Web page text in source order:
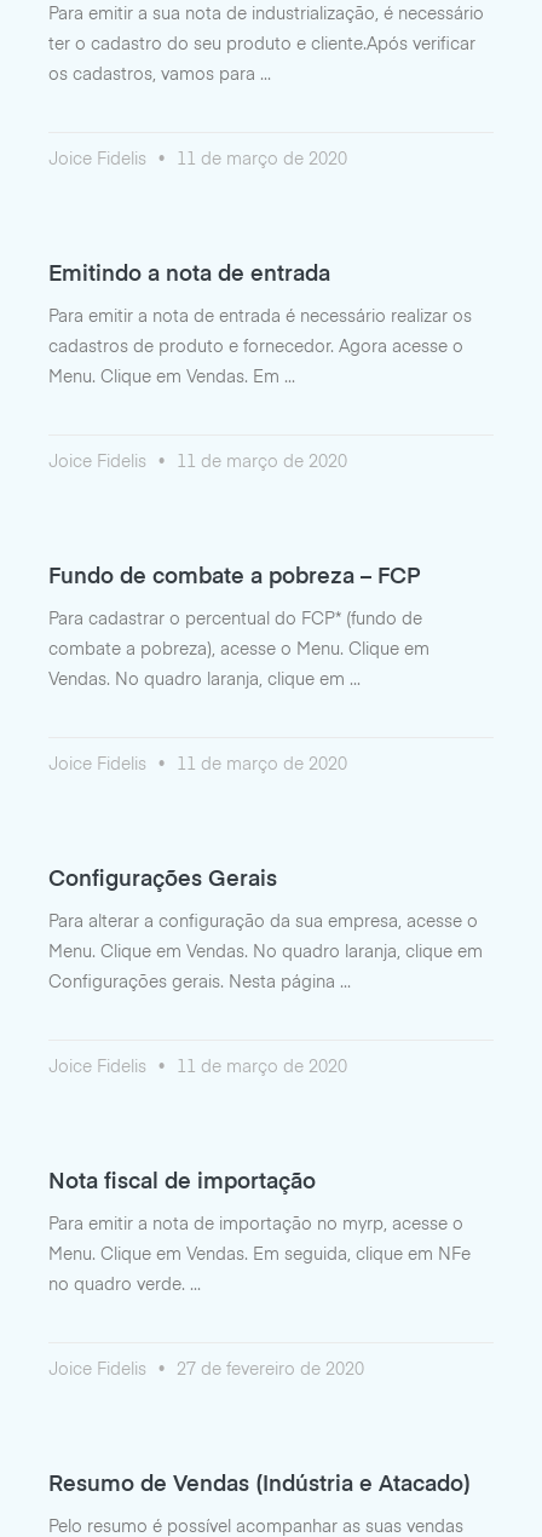
Para emitir a sua nota de industrialização, é necessário
ter o cadastro do seu produto e cliente.Após verificar
os cadastros, vamos para
Joice Fidelis 11 de março de 2020
Emitindo a nota de entrada
Para emitir a nota de entrada é necessário realizar os
cadastros de produto e fornecedor. Agora acesse o
Menu. Clique em Vendas. Em
Joice Fidelis 11 de março de 2020
Fundo de combate a pobreza – FCP
Para cadastrar o percentual do FCP* (fundo de
combate a pobreza), acesse o Menu. Clique em
Vendas. No quadro laranja, clique em
Joice Fidelis 11 de março de 2020
Configurações Gerais
Para alterar a configuração da sua empresa, acesse o
Menu. Clique em Vendas. No quadro laranja, clique em
Configurações gerais. Nesta página
Joice Fidelis 11 de março de 2020
Nota fiscal de importação
Para emitir a nota de importação no myrp, acesse o
Menu. Clique em Vendas. Em seguida, clique em NFe
no quadro verde.
Joice Fidelis 27 de fevereiro de 2020
Resumo de Vendas (Indústria e Atacado)
Pelo resumo é possível acompanhar as suas vendas